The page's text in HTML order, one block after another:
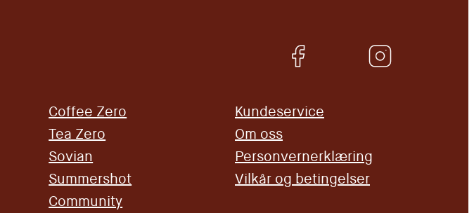
Coffee Zero
Tea Zero
Sovian
Summershot
Community
Kundeservice
Om oss
Personvernerklæring
Vilkår og betingelser